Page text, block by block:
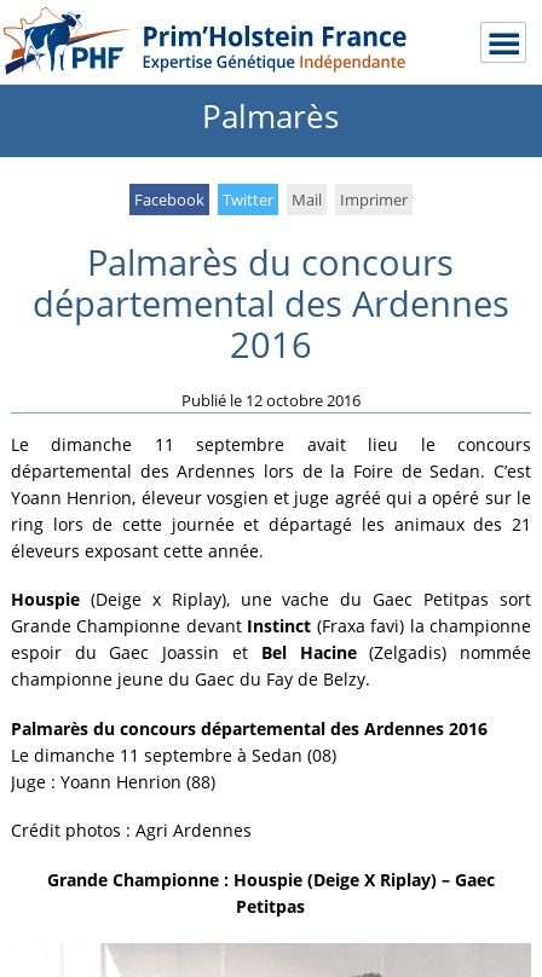
Palmarès
Facebook Twitter Mail Imprimer
Palmarès du concours
départemental des Ardennes
2016
Publié le 12 octobre 2016
Le dimanche 11 septembre avait lieu le concours
départemental des Ardennes lors de la Foire de Sedan. C’est
Yoann Henrion, éleveur vosgien et juge agréé qui a opéré sur le
ring lors de cette journée et départagé les animaux des 21
éleveurs exposant cette année.
Houspie(Deige x Riplay), une vache du Gaec Petitpas sort
Grande Championne devant Instinct (Fraxa favi) la championne
espoir du Gaec Joassin et Bel Hacine(Zelgadis) nommée
championne jeune du Gaec du Fay de Belzy.
Palmarès du concours départemental des Ardennes 2016
Le dimanche 11 septembre à Sedan (08)
Juge : Yoann Henrion (88)
Crédit photos : Agri Ardennes
Grande Championne : Houspie (Deige X Riplay) – Gaec
Petitpas